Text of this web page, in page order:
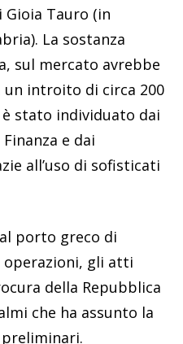
Tauro (in
La sostanza
sul mercato avrebbe
introito di circa 200
stato individuato dai
e dai
all’uso di sofisticati
porto greco di
operazioni, gli atti
della Repubblica
che ha assunto la